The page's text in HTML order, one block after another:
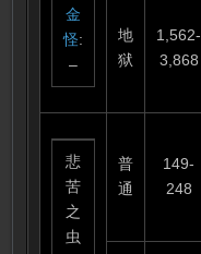
金
怪:
–
地
狱
1,562-
3,868
悲
苦
之
虫
普
通
149-
248